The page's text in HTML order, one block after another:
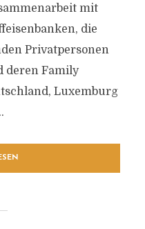
mit
die
Privatpersonen
deren Family
Luxemburg